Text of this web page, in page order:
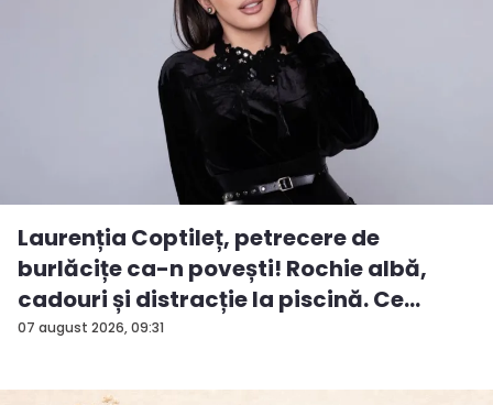
07 august 2026, 09:31
Laurenția Coptileț, petrecere de
burlăcițe ca-n povești! Rochie albă,
cadouri și distracție la piscină. Ce
surp...